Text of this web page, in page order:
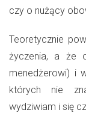
czy o nużący
Teoretycznie
życzenia, a że
menedżerowi) i
których nie
wydziwiam i się